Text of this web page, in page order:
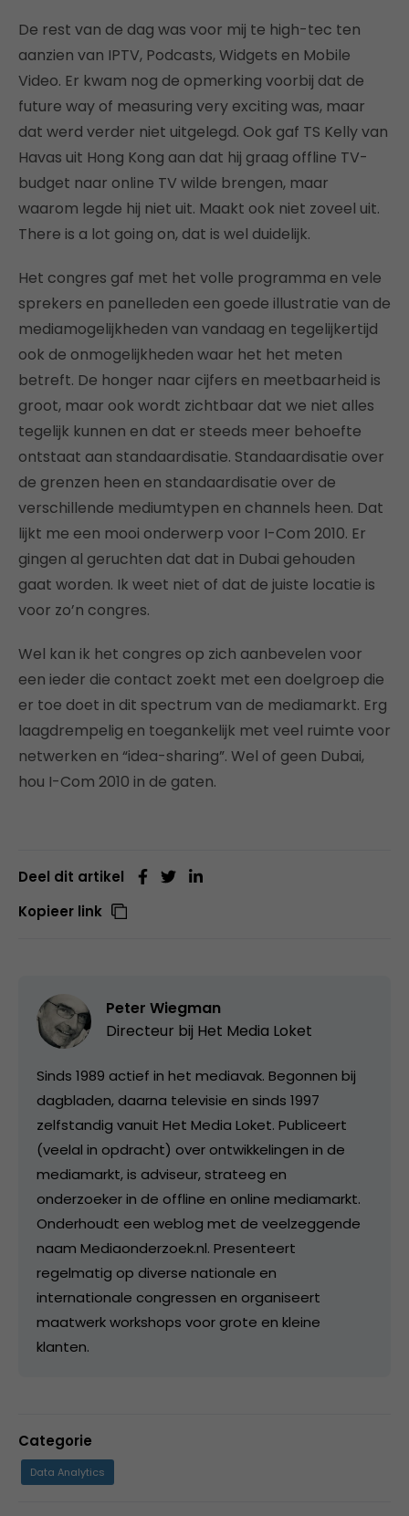
De rest van de dag was voor mij te high-tec ten
aanzien van IPTV, Podcasts, Widgets en Mobile
Video. Er kwam nog de opmerking voorbij dat de
future way of measuring very exciting was, maar
dat werd verder niet uitgelegd. Ook gaf TS Kelly van
Havas uit Hong Kong aan dat hij graag offline TV-
budget naar online TV wilde brengen, maar
waarom legde hij niet uit. Maakt ook niet zoveel uit.
There is a lot going on, dat is wel duidelijk.
Het congres gaf met het volle programma en vele
sprekers en panelleden een goede illustratie van de
mediamogelijkheden van vandaag en tegelijkertijd
ook de onmogelijkheden waar het het meten
betreft. De honger naar cijfers en meetbaarheid is
groot, maar ook wordt zichtbaar dat we niet alles
tegelijk kunnen en dat er steeds meer behoefte
ontstaat aan standaardisatie. Standaardisatie over
de grenzen heen en standaardisatie over de
verschillende mediumtypen en channels heen. Dat
lijkt me een mooi onderwerp voor I-Com 2010. Er
gingen al geruchten dat dat in Dubai gehouden
gaat worden. Ik weet niet of dat de juiste locatie is
voor zo’n congres.
Wel kan ik het congres op zich aanbevelen voor
een ieder die contact zoekt met een doelgroep die
er toe doet in dit spectrum van de mediamarkt. Erg
laagdrempelig en toegankelijk met veel ruimte voor
netwerken en “idea-sharing”. Wel of geen Dubai,
hou I-Com 2010 in de gaten.
Deel dit artikel
Kopieer link
Peter Wiegman
Directeur bij Het Media Loket
Sinds 1989 actief in het mediavak. Begonnen bij
dagbladen, daarna televisie en sinds 1997
zelfstandig vanuit Het Media Loket. Publiceert
(veelal in opdracht) over ontwikkelingen in de
mediamarkt, is adviseur, strateeg en
onderzoeker in de offline en online mediamarkt.
Onderhoudt een weblog met de veelzeggende
naam Mediaonderzoek.nl. Presenteert
regelmatig op diverse nationale en
internationale congressen en organiseert
maatwerk workshops voor grote en kleine
klanten.
Categorie
Data Analytics